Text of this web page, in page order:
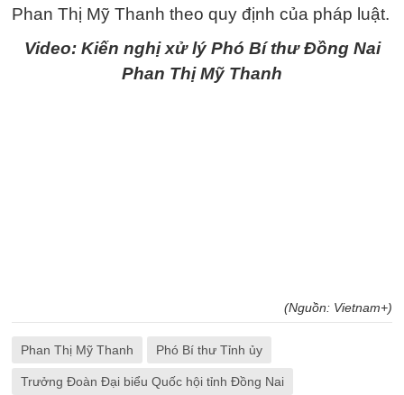
Phan Thị Mỹ Thanh theo quy định của pháp luật.
Video: Kiến nghị xử lý Phó Bí thư Đồng Nai
Phan Thị Mỹ Thanh
(Nguồn: Vietnam+)
Phan Thị Mỹ Thanh Phó Bí thư Tỉnh ủy
Trưởng Đoàn Đại biểu Quốc hội tỉnh Đồng Nai